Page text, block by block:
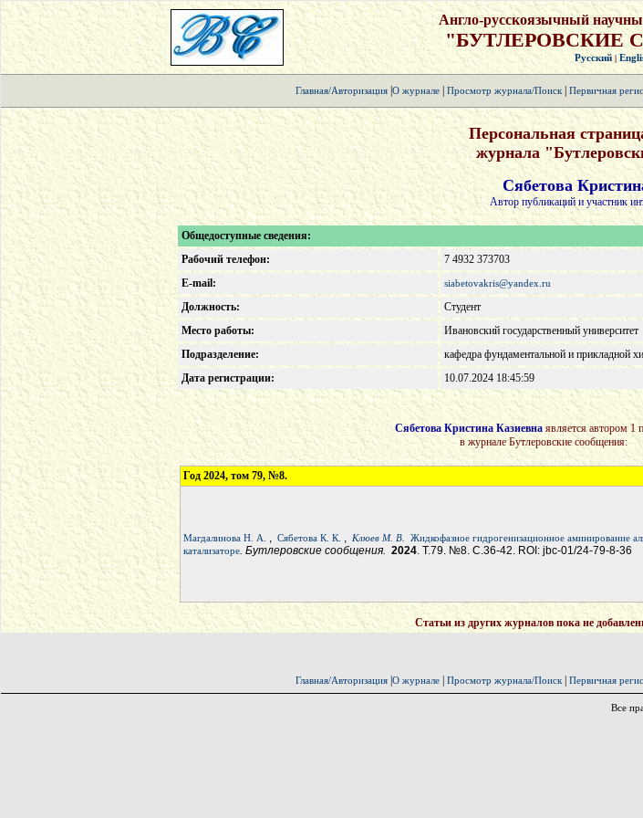
Англо-русскоязычный
"БУТЛЕРОВСКИЕ
Русский |
Главная/Авторизация| О журнале| Просмотр журнала/Поиск| Первичная
Персональная
журнала
Сябетова
Автор публикаций и участник
Общедоступные сведения:
Рабочий телефон:
7 4932 373703
E-mail:
siabetovakris@yandex.ru
Должность:
Студент
Место работы:
Ивановский государственный университет
Подразделение:
кафедра фундаментальной и прикладной
Дата регистрации:
10.07.2024 18:45:59
Сябетова Кристина Казиевна является автором 1
в журнале Бутлеровские сообщения:
Год 2024, том 79, №8.
Магдалинова Н. А. , Сябетова К. К. , Клюев М. В.
Жидкофазное гидрогенизационное аминирование
катализаторе. Бутлеровские сообщения. 2024. Т.79. №8. С.36-42. ROI: jbc-01/24-79-8-36
Статьи из других журналов пока не
Главная/Авторизация| О журнале| Просмотр журнала/Поиск| Первичная
Все